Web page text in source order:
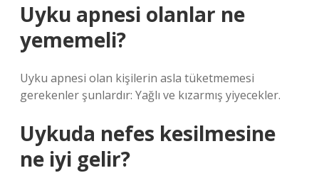
Uyku apnesi olanlar ne
yememeli?
Uyku apnesi olan kişilerin asla tüketmemesi
gerekenler şunlardır: Yağlı ve kızarmış yiyecekler.
Uykuda nefes kesilmesine
ne iyi gelir?